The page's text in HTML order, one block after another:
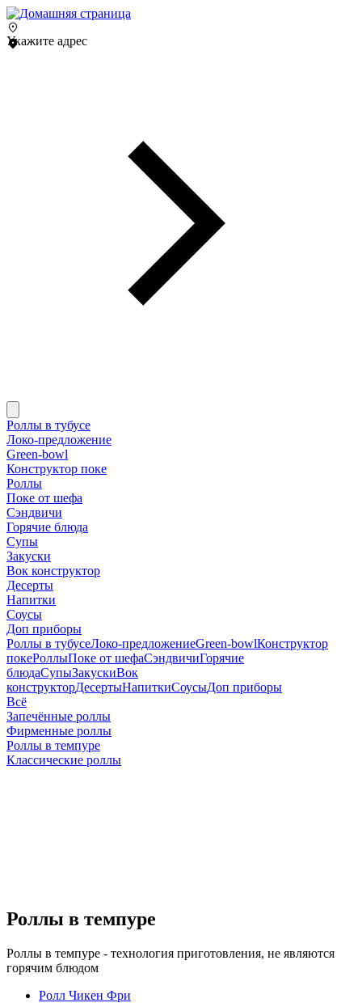
Укажите адрес
Роллы в тубусе
Локо-предложение
Green-bowl
Конструктор поке
Роллы
Поке от шефа
Сэндвичи
Горячие блюда
Супы
Закуски
Вок конструктор
Десерты
Напитки
Соусы
Доп приборы
Роллы в тубусеЛоко-предложениеGreen-bowlКонструктор
покеРоллыПоке от шефаСэндвичиГорячие
блюдаСупыЗакускиВок
конструкторДесертыНапиткиСоусыДоп приборы
Всё
Запечённые роллы
Фирменные роллы
Роллы в темпуре
Классические роллы
Роллы в темпуре
Роллы в темпуре - технология приготовления, не являются
горячим блюдом
Ролл Чикен Фри